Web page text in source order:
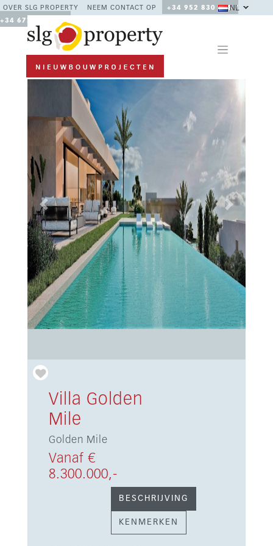
OVER SLG PROPERTY NEEM CONTACT OP
+34 952 830 378 /
+34 677 670 480
NL
Previous Next
Villa Golden
Mile
Golden Mile
Vanaf €
8.300.000,-
BESCHRIJVING
KENMERKEN